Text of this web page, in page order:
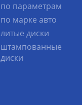
по параметрам
по марке авто
литые диски
штампованные
диски